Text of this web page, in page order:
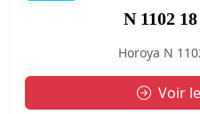
N 1102
Horoya N
Voir